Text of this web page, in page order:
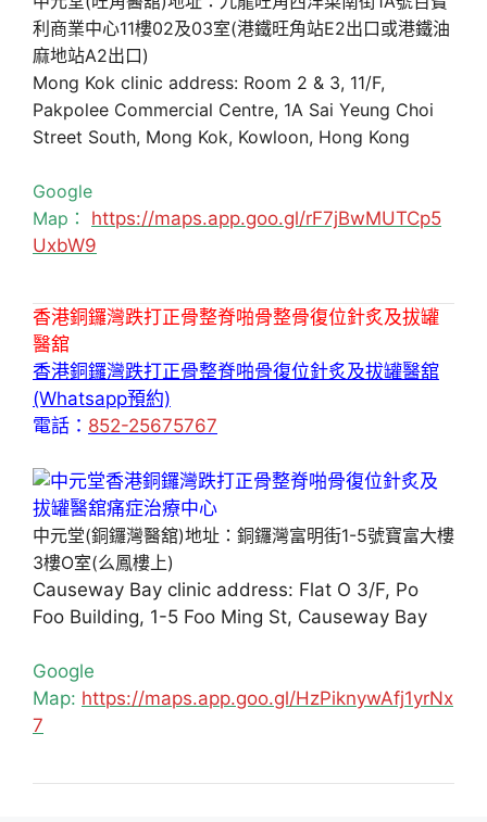
利商業中心11樓02及03室(港鐵旺角站E2出口或港鐵油
麻地站A2出口)
Mong Kok clinic address: Room 2 & 3, 11/F,
Pakpolee Commercial Centre, 1A Sai Yeung Choi
Street South, Mong Kok, Kowloon, Hong Kong
Google
Map： https://maps.app.goo.gl/rF7jBwMUTCp5
UxbW9
香港銅鑼灣跌打正骨整脊啪骨整骨復位針炙及拔罐
醫舘
香港銅鑼灣跌打正骨整脊啪骨復位針炙及拔罐醫舘
(Whatsapp預約)
電話： 852-25675767
中元堂(銅鑼灣醫舘)地址：銅鑼灣富明街1-5號寶富大樓
3樓O室(么鳳樓上)
Causeway Bay clinic address: Flat O 3/F, Po
Foo Building, 1-5 Foo Ming St, Causeway Bay
Google
Map: https://maps.app.goo.gl/HzPiknywAfj1yrNx
7